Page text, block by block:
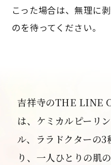
こった場合は、無理に
のを待ってください。
吉祥寺のTHE LINE
は、ケミカルピーリ
ル、ララドクターの
り、一人ひとりの肌